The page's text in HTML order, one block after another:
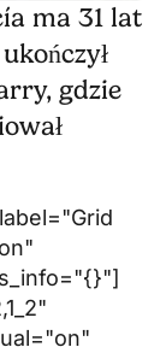
ma 31 lat
gdzie